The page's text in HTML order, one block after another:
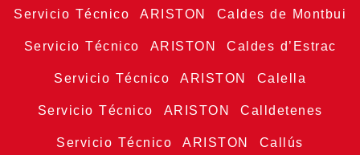
Servicio Técnico ARISTON Caldes de Montbui
Servicio Técnico ARISTON Caldes d’Estrac
Servicio Técnico ARISTON Calella
Servicio Técnico ARISTON Calldetenes
Servicio Técnico ARISTON Callús